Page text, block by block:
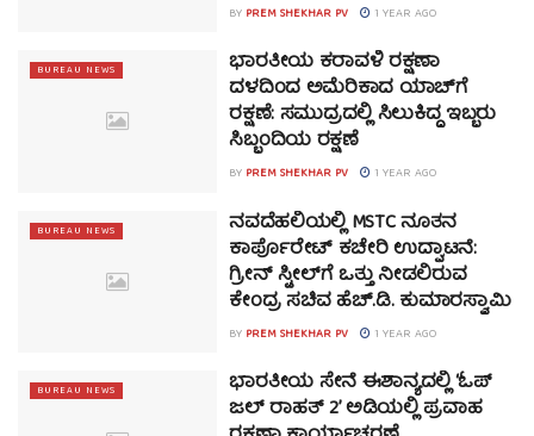
BY PREM SHEKHAR PV 1 YEAR AGO
BUREAU NEWS ಭಾರತೀಯ ಕರಾವಳಿ ರಕ್ಷಣಾ
ದಳದಿಂದ ಅಮೆರಿಕಾದ ಯಾಚ್‌ಗೆ
ರಕ್ಷಣೆ: ಸಮುದ್ರದಲ್ಲಿ ಸಿಲುಕಿದ್ದ ಇಬ್ಬರು
ಸಿಬ್ಬಂದಿಯ ರಕ್ಷಣೆ
BY PREM SHEKHAR PV 1 YEAR AGO
BUREAU NEWS ನವದೆಹಲಿಯಲ್ಲಿ MSTC ನೂತನ
ಕಾರ್ಪೊರೇಟ್ ಕಚೇರಿ ಉದ್ಘಾಟನೆ:
ಗ್ರೀನ್ ಸ್ಟೀಲ್‌ಗೆ ಒತ್ತು ನೀಡಲಿರುವ
ಕೇಂದ್ರ ಸಚಿವ ಹೆಚ್.ಡಿ. ಕುಮಾರಸ್ವಾಮಿ
BY PREM SHEKHAR PV 1 YEAR AGO
BUREAU NEWS ಭಾರತೀಯ ಸೇನೆ ಈಶಾನ್ಯದಲ್ಲಿ ‘ಓಪ್
ಜಲ್ ರಾಹತ್ 2’ ಅಡಿಯಲ್ಲಿ ಪ್ರವಾಹ